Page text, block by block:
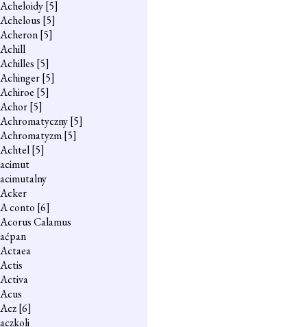
Acheloidy[5]
Achelous [5]
Acheron[5]
Achill
Achilles [5]
Achinger[5]
Achiroe [5]
Achor[5]
Achromatyczny[5]
Achromatyzm[5]
Achtel[5]
acimut
acimutalny
Acker
A conto [6]
Acorus Calamus
aćpan
Actaea
Actis
Activa
Acus
Acz[6]
aczkoli